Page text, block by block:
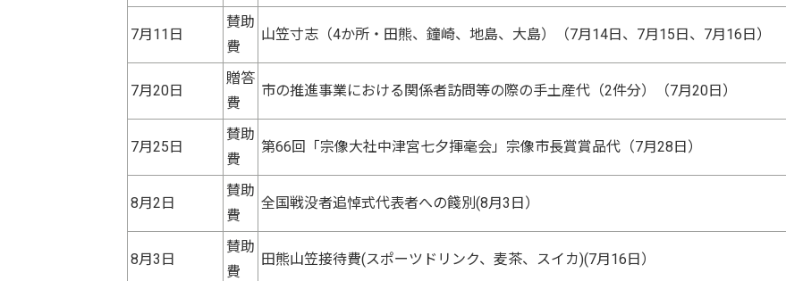
7月11日
賛助
費
山笠寸志（4か所・田熊、鐘崎、地島、大島）（7月14日、7月15日、7月16日）
7月20日
贈答
費
市の推進事業における関係者訪問等の際の手土産代（2件分）（7月20日）
7月25日
賛助
費
第66回「宗像大社中津宮七夕揮毫会」宗像市長賞賞品代（7月28日）
8月2日
賛助
費
全国戦没者追悼式代表者への餞別(8月3日）
8月3日
賛助
費
田熊山笠接待費(スポーツドリンク、麦茶、スイカ)(7月16日）